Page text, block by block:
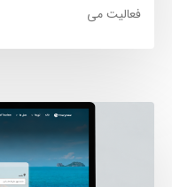
فعالیت می